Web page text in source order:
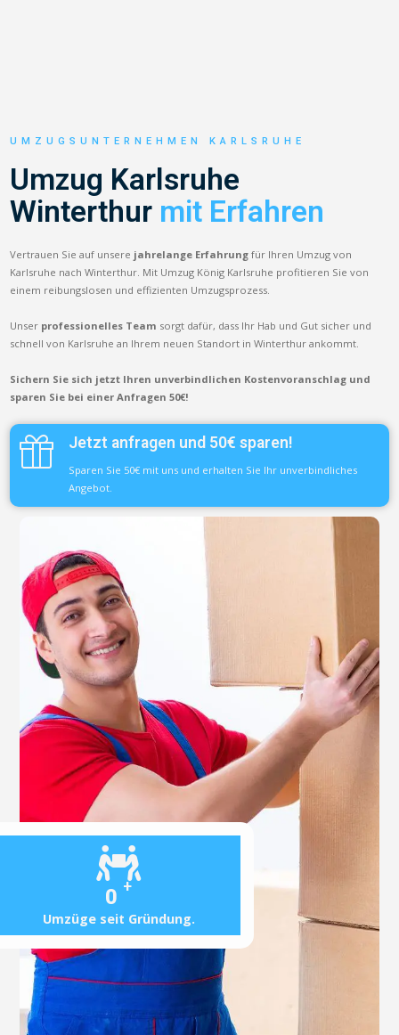
0 +
Umzüge seit Gründung.
UMZUGSUNTERNEHMEN KARLSRUHE
Umzug Karlsruhe
Winterthur mit Erfahren
Vertrauen Sie auf unsere jahrelange Erfahrung für Ihren Umzug von
Karlsruhe nach Winterthur. Mit Umzug König Karlsruhe profitieren Sie von
einem reibungslosen und effizienten Umzugsprozess.
Unser professionelles Team sorgt dafür, dass Ihr Hab und Gut sicher und
schnell von Karlsruhe an Ihrem neuen Standort in Winterthur ankommt.
Sichern Sie sich jetzt Ihren unverbindlichen Kostenvoranschlag und
sparen Sie bei einer Anfragen 50€!
Jetzt anfragen und 50€ sparen!
Sparen Sie 50€ mit uns und erhalten Sie Ihr unverbindliches
Angebot.